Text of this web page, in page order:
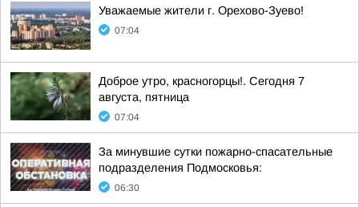
Уважаемые жители г. Орехово-Зуево!
07:04
Доброе утро, красногорцы!. Сегодня 7
августа, пятница
07:04
За минувшие сутки пожарно-спасательные
подразделения Подмосковья:
06:30